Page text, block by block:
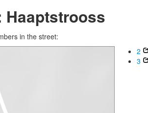
Haaptstrooss
in the street:
2
3